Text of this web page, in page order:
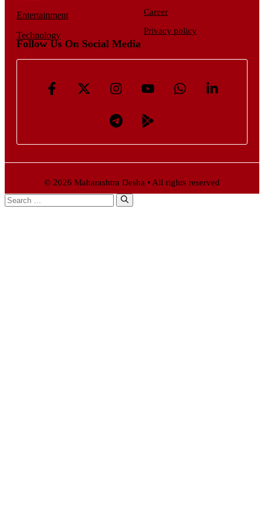
Entertainment
Technology
Career
Privacy policy
Follow Us On Social Media
© 2026 Maharashtra Desha • All rights reserved
Search
for: